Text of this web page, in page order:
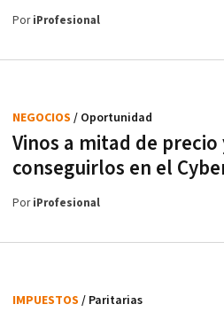
PoriProfesional
Vinos a mitad de
conseguirlos en el
NEGOCIOS / Oportunidad
PoriProfesional
IMPUESTOS / Paritarias